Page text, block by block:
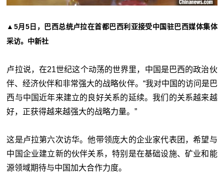
▲5月5日，巴西总统卢拉在首都巴西利亚接受中国驻巴西媒体集体
采访。中新社
卢拉说，在21世纪这个动荡的世界里，中国是巴西的政治伙
伴、经济伙伴和非常强大的战略伙伴。“我对中国的访问是巴
西与中国近年来建立的良好关系的延续。我们的关系越来越
好，正获得越来越强大的战略力量。”
这是卢拉第六次访华。他带领庞大的企业家代表团，希望与
中国企业建立新的伙伴关系，特别是在基础设施、矿业和能
源领域期待与中国加大合作力度。